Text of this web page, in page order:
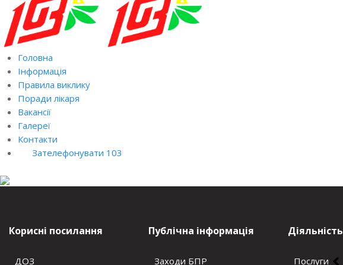
Головна
Інформація
Правила виклику
Поради лікаря
Вакансії
Галереї
Контакти
Зателефонувати 103
Корисні посилання
ДОЗ
Публічна інформація
Заходи БПР
Діяльність
Послуги